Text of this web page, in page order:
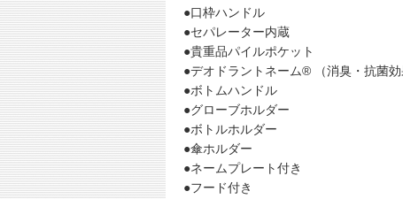
●口枠ハンドル
●セパレーター内蔵
●貴重品パイルポケット
●デオドラントネーム® （消臭・抗菌
●ボトムハンドル
●グローブホルダー
●ボトルホルダー
●傘ホルダー
●ネームプレート付き
●フード付き